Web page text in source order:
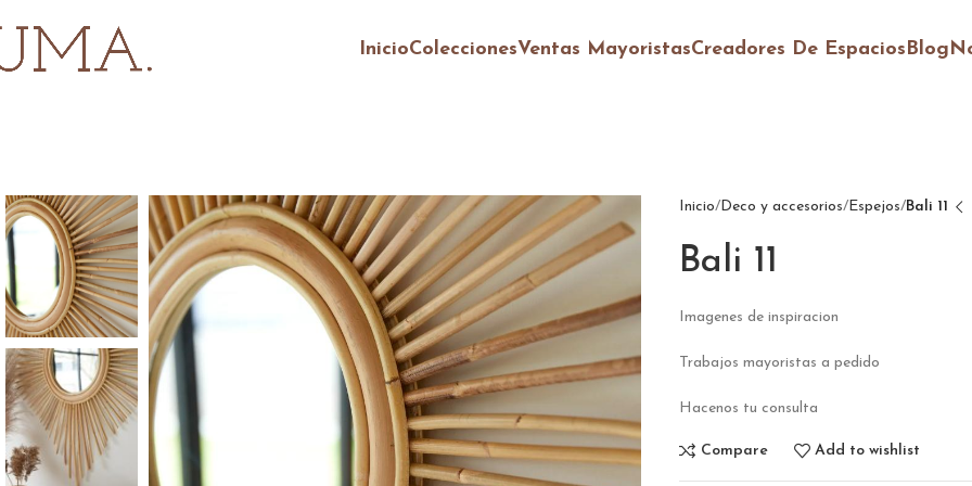
InicioColeccionesVentas MayoristasCreadores De Espacios Blog
Inicio Deco y accesorios Espejos Bali 11
Bali 11
Imagenes de inspiracion
Trabajos mayoristas a pedido
Hacenos tu consulta
Compare Add to wishlist